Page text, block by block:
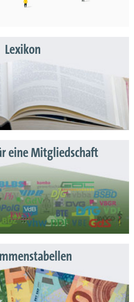
Lexikon
eine Mitgliedschaft